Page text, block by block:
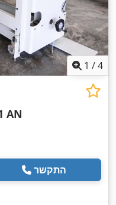
1 /4
AN
התקשר